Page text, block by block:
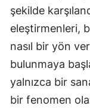
şekilde
eleştirmenleri,
nasıl bir yön
bulunmaya
yalnızca bir
bir fenomen